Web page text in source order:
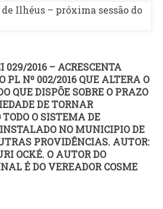
029/2016 – ACRESCENTA
PL Nº 002/2016 QUE ALTERA O
QUE DISPÕE SOBRE O PRAZO
DE TORNAR
O SISTEMA DE
NO MUNICIPIO DE
PROVIDÊNCIAS. AUTOR:
OCKÉ. O AUTOR DO
É DO VEREADOR COSME